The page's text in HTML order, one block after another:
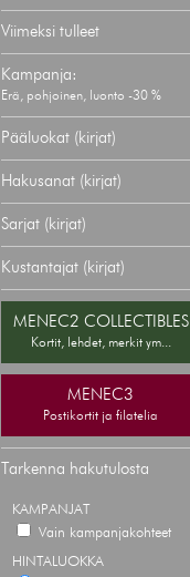
Viimeksi tulleet
Kampanja:
Erä, pohjoinen, luonto -30 %
Pääluokat (kirjat)
Hakusanat (kirjat)
Sarjat (kirjat)
Kustantajat (kirjat)
MENEC2 COLLECTIBLES
Kortit, lehdet, merkit ym...
MENEC3
Postikortit ja filatelia
Tarkenna hakutulosta
KAMPANJAT
Vain kampanjakohteet
HINTALUOKKA